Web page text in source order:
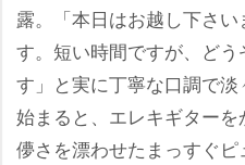
露。「本日はお越し下さ
す。短い時間ですが、ど
す」と実に丁寧な口調で
始まると、エレキギター
儚さを漂わせたまっすぐ